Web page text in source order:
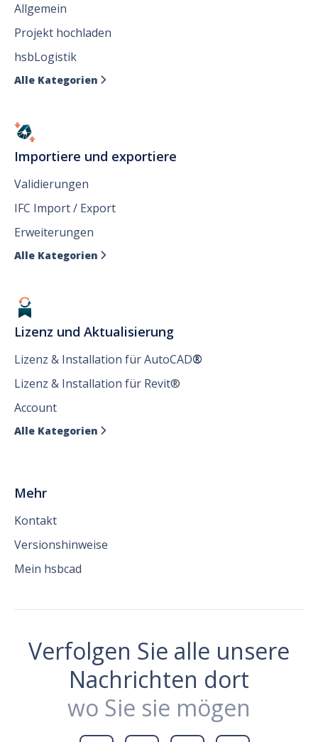
Allgemein
Projekt hochladen
hsbLogistik
Alle Kategorien 
Importiere und exportiere
Validierungen
IFC Import / Export
Erweiterungen
Alle Kategorien 
Lizenz und Aktualisierung
Lizenz & Installation für AutoCAD®
Lizenz & Installation für Revit®
Account
Alle Kategorien 
Mehr
Kontakt
Versionshinweise
Mein hsbcad
Verfolgen Sie alle unsere
Nachrichten dort
wo Sie sie mögen